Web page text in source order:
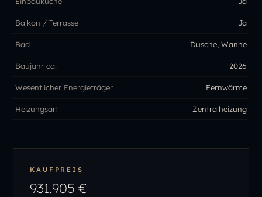
Balkon / Terrasse Ja
Bad Dusche, Wanne
Baujahr ca. 2026
Wesentlicher Energieträger Fernwärme
Heizungsart Zentralheizung
KAUFPREIS
931.905 €